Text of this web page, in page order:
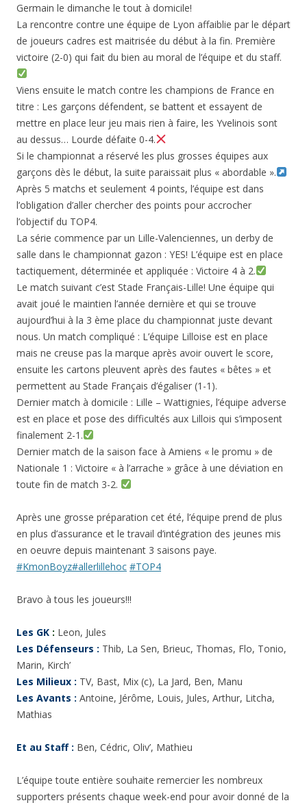
Germain le dimanche le tout à domicile!
La rencontre contre une équipe de Lyon affaiblie par le départ
de joueurs cadres est maitrisée du début à la fin. Première
victoire (2-0) qui fait du bien au moral de l’équipe et du staff.
Viens ensuite le match contre les champions de France en
titre : Les garçons défendent, se battent et essayent de
mettre en place leur jeu mais rien à faire, les Yvelinois sont
au dessus… Lourde défaite 0-4.
Si le championnat a réservé les plus grosses équipes aux
garçons dès le début, la suite paraissait plus « abordable ».
Après 5 matchs et seulement 4 points, l’équipe est dans
l’obligation d’aller chercher des points pour accrocher
l’objectif du TOP4.
La série commence par un Lille-Valenciennes, un derby de
salle dans le championnat gazon : YES! L’équipe est en place
tactiquement, déterminée et appliquée : Victoire 4 à 2.
Le match suivant c’est Stade Français-Lille! Une équipe qui
avait joué le maintien l’année dernière et qui se trouve
aujourd’hui à la 3 ème place du championnat juste devant
nous. Un match compliqué : L’équipe Lilloise est en place
mais ne creuse pas la marque après avoir ouvert le score,
ensuite les cartons pleuvent après des fautes « bêtes » et
permettent au Stade Français d’égaliser (1-1).
Dernier match à domicile : Lille – Wattignies, l’équipe adverse
est en place et pose des difficultés aux Lillois qui s’imposent
finalement 2-1.
Dernier match de la saison face à Amiens « le promu » de
Nationale 1 : Victoire « à l’arrache » grâce à une déviation en
toute fin de match 3-2.
Après une grosse préparation cet été, l’équipe prend de plus
en plus d’assurance et le travail d’intégration des jeunes mis
en oeuvre depuis maintenant 3 saisons paye.
#KmonBoyz#allerlillehoc #TOP4
Bravo à tous les joueurs!!!
Les GK : Leon, Jules
Les Défenseurs : Thib, La Sen, Brieuc, Thomas, Flo, Tonio,
Marin, Kirch’
Les Milieux : TV, Bast, Mix (c), La Jard, Ben, Manu
Les Avants : Antoine, Jérôme, Louis, Jules, Arthur, Litcha,
Mathias
Et au Staff : Ben, Cédric, Oliv’, Mathieu
L’équipe toute entière souhaite remercier les nombreux
supporters présents chaque week-end pour avoir donné de la